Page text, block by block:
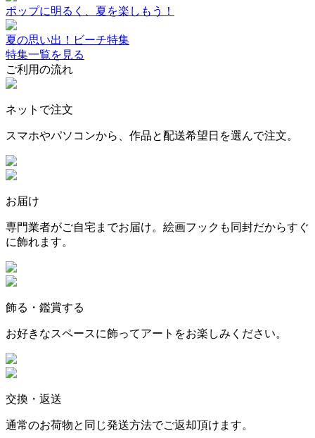
ポップに明るく、夏を楽しもう！
夏の思い出！ビーチ特集
特集一覧を見る
ご利用の流れ
ネットで注文
スマホやパソコンから、作品と配送希望日を選んで注文。
お届け
専門業者がご自宅までお届け。絵画フックも同封だからすぐ
に飾れます。
飾る・鑑賞する
お好きなスペースに飾ってアートをお楽しみください。
交換・返送
通常のお荷物と同じ発送方法でご返却頂けます。